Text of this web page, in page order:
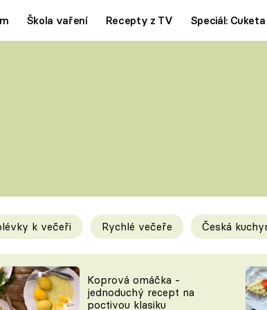
Škola vaření Recepty z TV Speciál: Cuketa
Tipy a triky
KAM ZA JÍDLEM
k večeři Rychlé večeře Česká
Koprová omáčka -
jednoduchý recept na
poctivou klasiku